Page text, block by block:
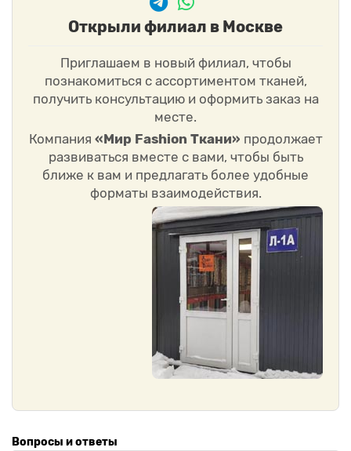
Открыли филиал в Москве
Приглашаем в новый филиал, чтобы
познакомиться с ассортиментом тканей,
получить консультацию и оформить заказ на
месте.
Компания «Мир Fashion Ткани» продолжает
развиваться вместе с вами, чтобы быть
ближе к вам и предлагать более удобные
форматы взаимодействия.
Вопросы и ответы